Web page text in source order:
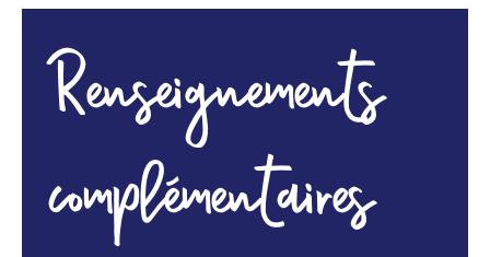
Renseignements
complémentaires